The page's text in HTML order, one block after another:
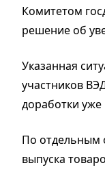
Комитетом
решение об
Указанная
участников
доработки
По отдельным
выпуска